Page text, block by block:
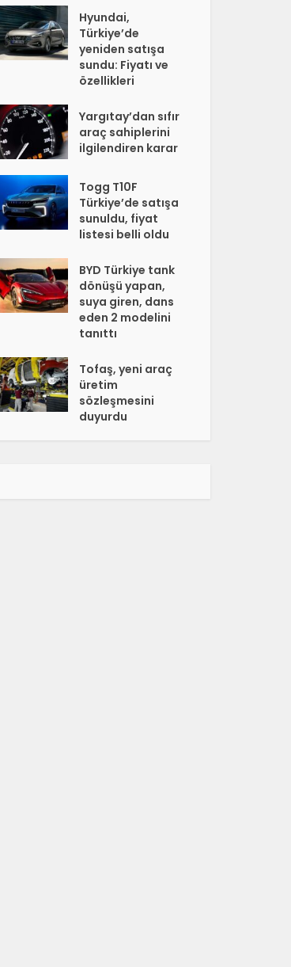
Hyundai,
Türkiye’de
yeniden satışa
sundu: Fiyatı ve
özellikleri
Yargıtay’dan sıfır
araç sahiplerini
ilgilendiren karar
Togg T10F
Türkiye’de satışa
sunuldu, fiyat
listesi belli oldu
BYD Türkiye tank
dönüşü yapan,
suya giren, dans
eden 2 modelini
tanıttı
Tofaş, yeni araç
üretim
sözleşmesini
duyurdu